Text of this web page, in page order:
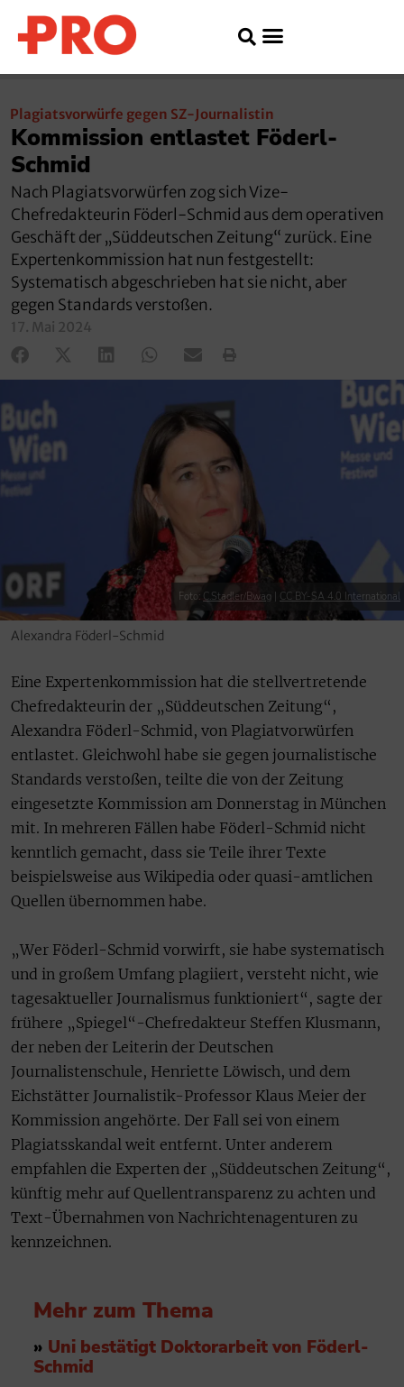
Plagiatsvorwürfe gegen SZ-Journalistin
Kommission entlastet Föderl-
Schmid
Nach Plagiatsvorwürfen zog sich Vize-
Chefredakteurin Föderl-Schmid aus dem operativen
Geschäft der „Süddeutschen Zeitung“ zurück. Eine
Expertenkommission hat nun festgestellt:
Systematisch abgeschrieben hat sie nicht, aber
gegen Standards verstoßen.
17. Mai 2024
Foto: C.Stadler/Bwag | CC BY-SA 4.0 International
Alexandra Föderl-Schmid
Eine Expertenkommission hat die stellvertretende
Chefredakteurin der „Süddeutschen Zeitung“,
Alexandra Föderl-Schmid, von Plagiatvorwürfen
entlastet. Gleichwohl habe sie gegen journalistische
Standards verstoßen, teilte die von der Zeitung
eingesetzte Kommission am Donnerstag in München
mit. In mehreren Fällen habe Föderl-Schmid nicht
kenntlich gemacht, dass sie Teile ihrer Texte
beispielsweise aus Wikipedia oder quasi-amtlichen
Quellen übernommen habe.
„Wer Föderl-Schmid vorwirft, sie habe systematisch
und in großem Umfang plagiiert, versteht nicht, wie
tagesaktueller Journalismus funktioniert“, sagte der
frühere „Spiegel“-Chefredakteur Steffen Klusmann,
der neben der Leiterin der Deutschen
Journalistenschule, Henriette Löwisch, und dem
Eichstätter Journalistik-Professor Klaus Meier der
Kommission angehörte. Der Fall sei von einem
Plagiatsskandal weit entfernt. Unter anderem
empfahlen die Experten der „Süddeutschen Zeitung“,
künftig mehr auf Quellentransparenz zu achten und
Text-Übernahmen von Nachrichtenagenturen zu
kennzeichnen.
Mehr zum Thema
» Uni bestätigt Doktorarbeit von Föderl-
Schmid